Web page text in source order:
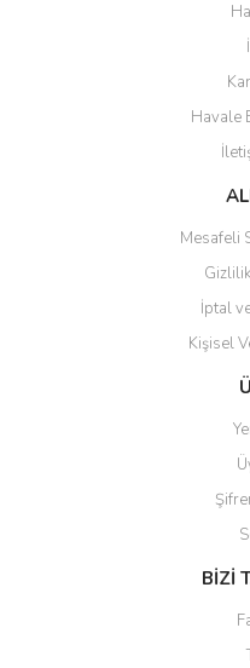
Ürün resmi kalitesiz,
Ürün açıklamasında
Ürün bilgilerinde hatalar
Ürün fiyatı diğer sitelerden
Bu ürüne benzer farklı
Havale
Mesafeli
İptal
Kişisel
BİZİ